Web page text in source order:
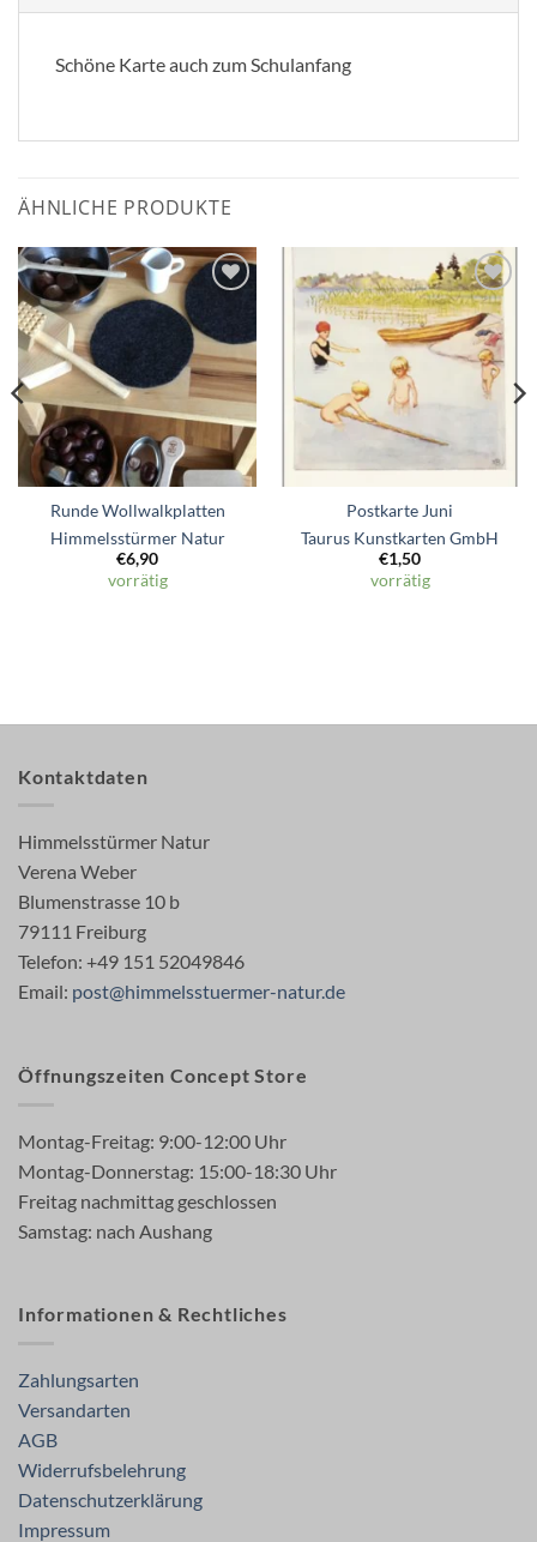
Schöne Karte auch zum Schulanfang
ÄHNLICHE PRODUKTE
Wunschzettel
hinzufügen
Runde Wollwalkplatten
Himmelsstürmer Natur
€6,90
vorrätig
Zum
Wunschzettel
hinzufügen
Postkarte Juni
Taurus Kunstkarten GmbH
€1,50
vorrätig
Kontaktdaten
Himmelsstürmer Natur
Verena Weber
Blumenstrasse 10 b
79111 Freiburg
Telefon: +49 151 52049846
Email: post@himmelsstuermer-natur.de
Öffnungszeiten Concept Store
Montag-Freitag: 9:00-12:00 Uhr
Montag-Donnerstag: 15:00-18:30 Uhr
Freitag nachmittag geschlossen
Samstag: nach Aushang
Informationen & Rechtliches
Zahlungsarten
Versandarten
AGB
Widerrufsbelehrung
Datenschutzerklärung
Impressum